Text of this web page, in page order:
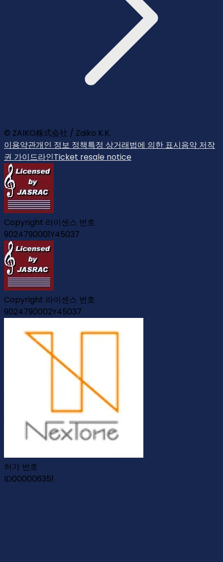
© ZAIKO株式会社 / Zaiko K.K.
이용약관개인 정보 정책특정 상거래법에 의한 표시음악 저작
권 가이드라인Ticket resale notice
Copyright 라이센스 번호
9024790001Y45037
Copyright 라이센스 번호
9024790002Y45037
허가 번호
ID000006351